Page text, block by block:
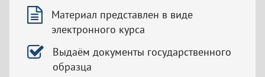
Материал представлен в виде
электронного курса
Выдаём документы государственного
образца